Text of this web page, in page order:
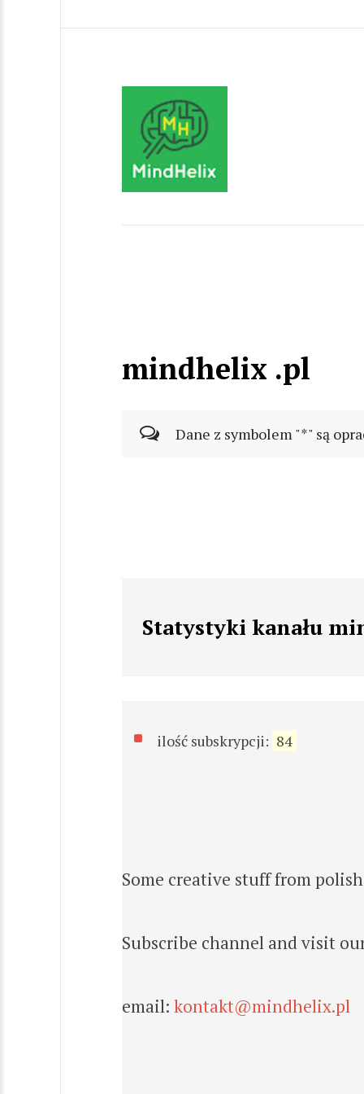
mindhelix .pl
Dane z symbolem "*" są
Statystyki kanału
ilość subskrypcji: 84
Some creative stuff from
Subscribe channel and visit
email: kontakt@mindhelix.pl